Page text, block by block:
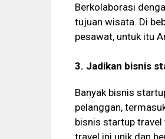
Berkolaborasi
tujuan wisata. Di
pesawat, untuk itu
3. Jadikan bisnis
Banyak bisnis
pelanggan,
bisnis startup travel